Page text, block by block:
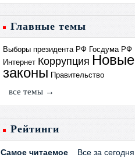
Главные темы
Выборы президента РФ Госдума РФ
Интернет Коррупция Новые
законы Правительство
все темы →
Рейтинги
Самое читаемое Все за сегодня